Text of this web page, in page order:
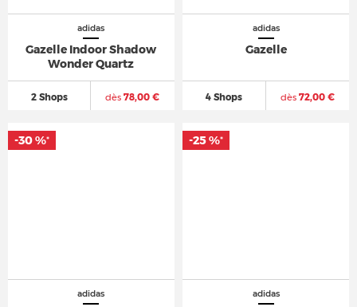
adidas
Gazelle Indoor Shadow
Wonder Quartz
2 Shops dès 78,00 €
adidas
Gazelle
4 Shops dès72,00 €
adidas
-30 %*
adidas
-25 %*